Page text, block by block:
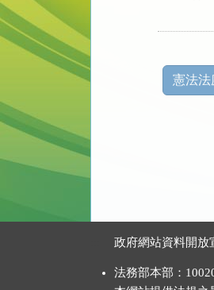
憲法法
政府網站資料開放
法務部本部：